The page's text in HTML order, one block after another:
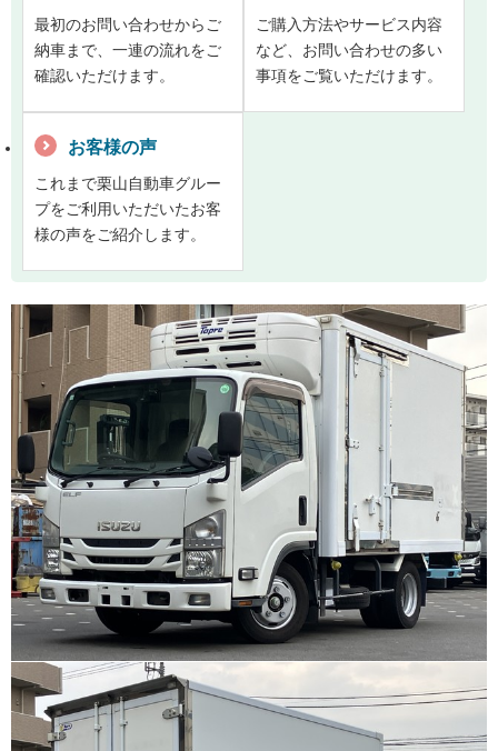
最初のお問い合わせからご
納車まで、一連の流れをご
確認いただけます。
ご購入方法やサービス内容
など、お問い合わせの多い
事項をご覧いただけます。
お客様の声
これまで栗山自動車グルー
プをご利用いただいたお客
様の声をご紹介します。